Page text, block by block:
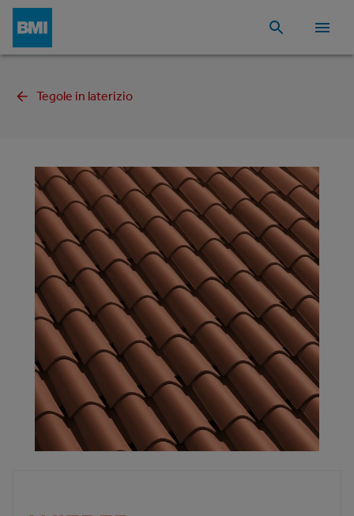
Tegole in laterizio